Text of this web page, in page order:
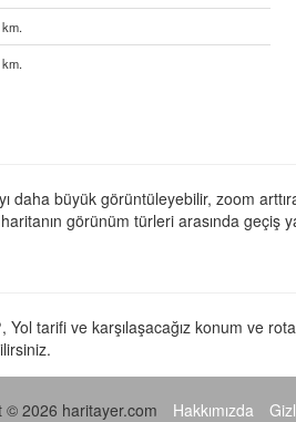
daha büyük görüntüleyebilir, zoom
görünüm türleri arasında geçiş
, Yol tarifi ve karşılaşacağız konum ve
© 2026 haritayer.com Hakkımızda